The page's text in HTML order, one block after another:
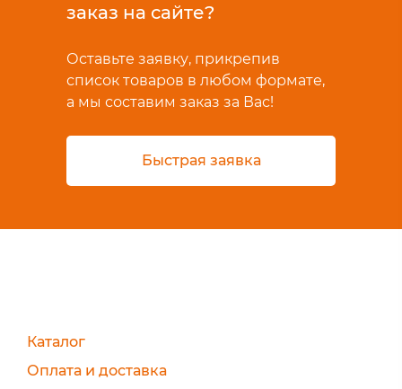
заказ на сайте?
Оставьте заявку, прикрепив
список товаров в любом формате,
а мы составим заказ за Вас!
Быстрая заявка
Каталог
Оплата и доставка